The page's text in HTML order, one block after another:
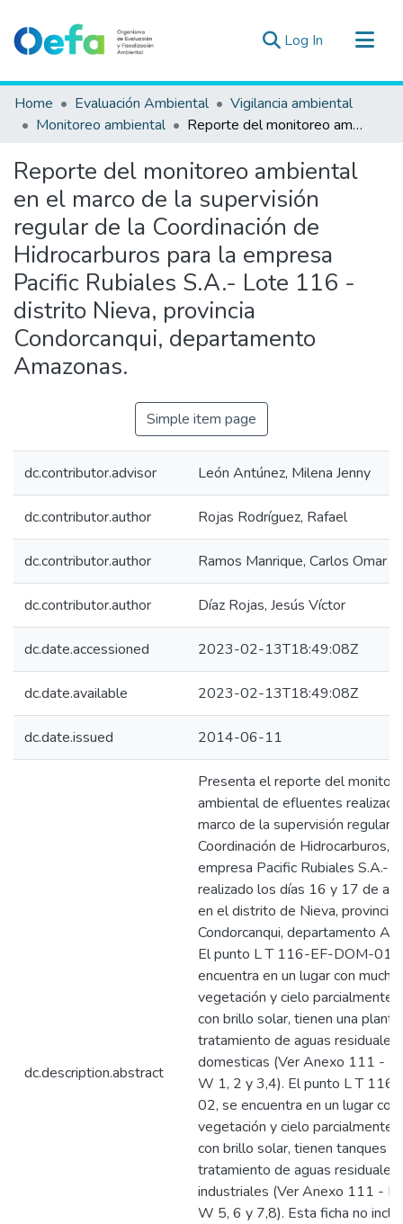
Log In (current)
Communities & Collections
All of DSpace
Estad. Externas
Guias ▾
Home Evaluación Ambiental
Vigilancia ambiental
Monitoreo ambiental
Reporte del monitoreo ambiental en el marco de la supervisión regular de la Coordinación de Hidrocarburos para la empresa Pacific Rubiales S.A.- Lote 116 - distrito Nieva, provincia Condorcanqui, departamento Amazonas.
Reporte del monitoreo ambiental
en el marco de la supervisión
regular de la Coordinación de
Hidrocarburos para la empresa
Pacific Rubiales S.A.- Lote 116 -
distrito Nieva, provincia
Condorcanqui, departamento
Amazonas.
Simple item page
dc.contributor.advisor León Antúnez, Milena Jenny
dc.contributor.author Rojas Rodríguez, Rafael
dc.contributor.author Ramos Manrique, Carlos Omar
dc.contributor.author Díaz Rojas, Jesús Víctor
dc.date.accessioned 2023-02-13T18:49:08Z
dc.date.available 2023-02-13T18:49:08Z
dc.date.issued 2014-06-11
dc.description.abstract
Presenta el reporte del
ambiental de efluentes
marco de la supervisión regular
Coordinación de Hidrocarburos,
empresa Pacific Rubiales S.A.-
realizado los días 16 y 17 de
en el distrito de Nieva, provincia
Condorcanqui, departamento
El punto L T 116-EF-DOM-01
encuentra en un lugar con mucha
vegetación y cielo parcialmente
con brillo solar, tienen una
tratamiento de aguas residuales
domesticas (Ver Anexo 111 -
W 1, 2 y 3,4). El punto L T
02, se encuentra en un lugar con
vegetación y cielo parcialmente
con brillo solar, tienen tanques
tratamiento de aguas residuales
industriales (Ver Anexo 111 -
W 5, 6 y 7,8). Esta ficha no